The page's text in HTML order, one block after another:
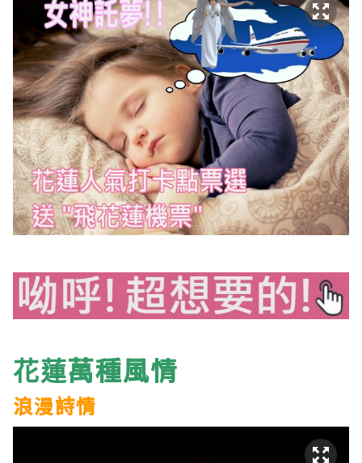
花蓮萬種風情
浪漫詩情